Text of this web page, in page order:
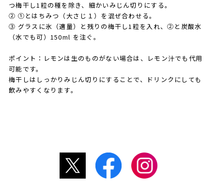
つ梅干し1粒の種を除き、細かいみじん切りにする。
② ①とはちみつ（大さじ１）を混ぜ合わせる。
③ グラスに氷（適量）と残りの梅干し1粒を入れ、②と炭酸水
（水でも可）150ml を注ぐ。
ポイント：レモンは生のものがない場合は、レモン汁でも代用
可能です。
梅干しはしっかりみじん切りにすることで、ドリンクにしても
飲みやすくなります。